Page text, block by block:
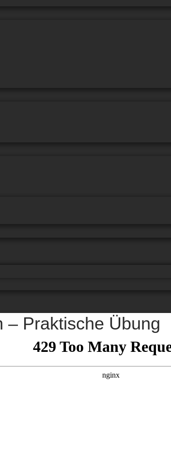
– Praktische Übung